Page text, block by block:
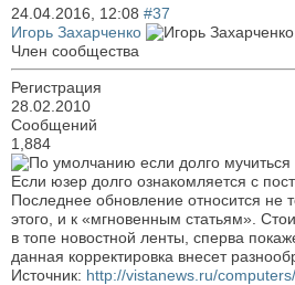
24.04.2016, 12:08 #37
Игорь Захарченко
Член сообщества
Регистрация
28.02.2010
Сообщений
1,884
если долго мучиться
Если юзер долго ознакомляется с
Последнее обновление относится не
этого, и к «мгновенным статьям».
в топе новостной ленты, сперва
данная корректировка внесет
Источник: http://vistanews.ru/